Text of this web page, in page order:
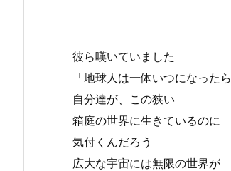
彼ら嘆いていました
「地球人は一体いつになったら
自分達が、この狭い
箱庭の世界に生きているのに
気付くんだろう
広大な宇宙には無限の世界が